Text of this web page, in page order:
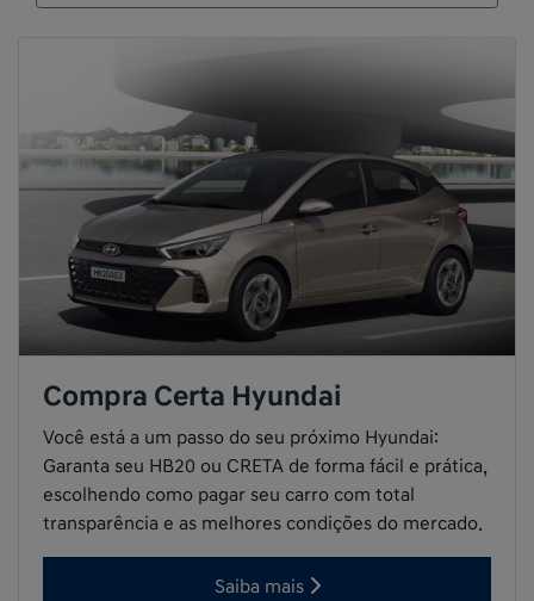
Compra Certa Hyundai
Você está a um passo do seu próximo Hyundai:
Garanta seu HB20 ou CRETA de forma fácil e prática,
escolhendo como pagar seu carro com total
transparência e as melhores condições do mercado.
Saiba mais